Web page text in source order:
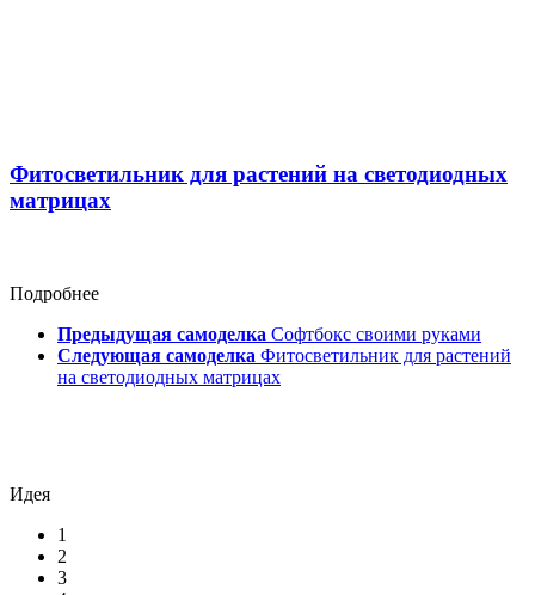
Фитосветильник для растений на светодиодных
матрицах
Подробнее
Предыдущая самоделка Софтбокс своими руками
Следующая самоделка Фитосветильник для растений
на светодиодных матрицах
Идея
1
2
3